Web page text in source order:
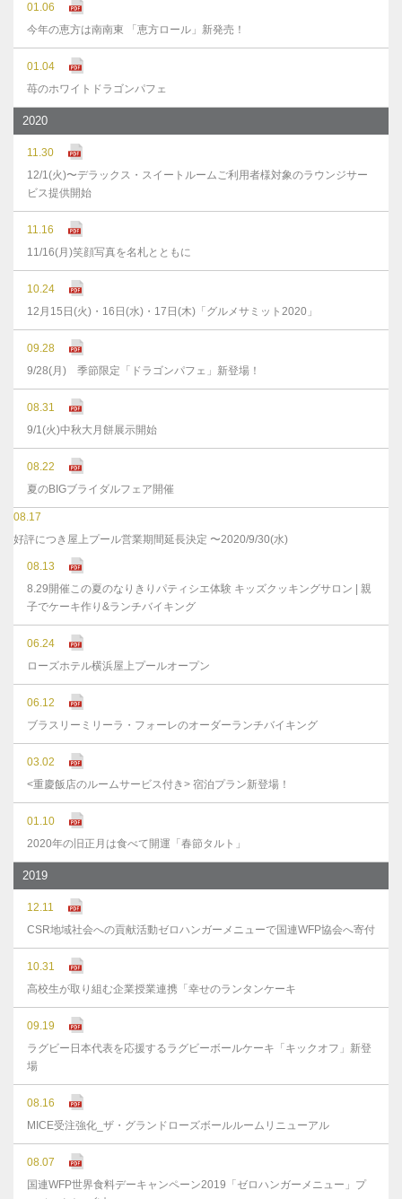
01.06
今年の恵方は南南東 「恵方ロール」新発売！
01.04
苺のホワイトドラゴンパフェ
2020
11.30
12/1(火)〜デラックス・スイートルームご利用者様対象のラウンジサー
ビス提供開始
11.16
11/16(月)笑顔写真を名札とともに
10.24
12月15日(火)・16日(水)・17日(木)「グルメサミット2020」
09.28
9/28(月) 季節限定「ドラゴンパフェ」新登場！
08.31
9/1(火)中秋大月餅展示開始
08.22
夏のBIGブライダルフェア開催
08.17
好評につき屋上プール営業期間延長決定 〜2020/9/30(水)
08.13
8.29開催この夏のなりきりパティシエ体験 キッズクッキングサロン | 親
子でケーキ作り&ランチバイキング
06.24
ローズホテル横浜屋上プールオープン
06.12
ブラスリーミリーラ・フォーレのオーダーランチバイキング
03.02
<重慶飯店のルームサービス付き> 宿泊プラン新登場！
01.10
2020年の旧正月は食べて開運「春節タルト」
2019
12.11
CSR地域社会への貢献活動ゼロハンガーメニューで国連WFP協会へ寄付
10.31
高校生が取り組む企業授業連携「幸せのランタンケーキ
09.19
ラグビー日本代表を応援するラグビーボールケーキ「キックオフ」新登
場
08.16
MICE受注強化_ザ・グランドローズボールルームリニューアル
08.07
国連WFP世界食料デーキャンペーン2019「ゼロハンガーメニュー」プ